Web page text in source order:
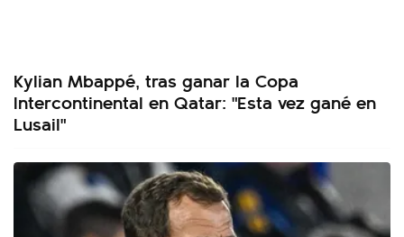
Kylian Mbappé, tras ganar la Copa
Intercontinental en Qatar: "Esta vez gané en
Lusail"